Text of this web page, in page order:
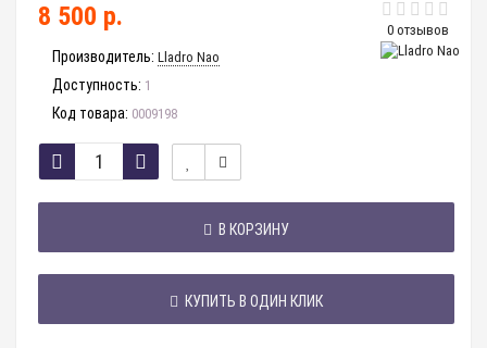
0 отзывов
8 500 р.
Производитель: Lladro Nao
Доступность: 1
Код товара: 0009198
В КОРЗИНУ
КУПИТЬ В ОДИН КЛИК